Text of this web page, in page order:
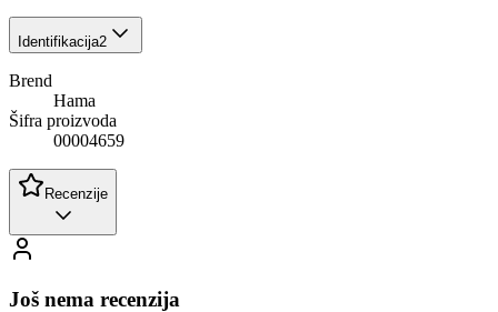
Identifikacija2
Brend
Hama
Šifra proizvoda
00004659
Recenzije
Još nema recenzija